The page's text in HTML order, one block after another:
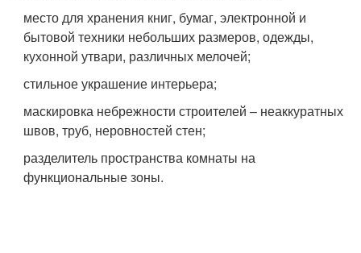
место для хранения книг, бумаг, электронной и
бытовой техники небольших размеров, одежды,
кухонной утвари, различных мелочей;
стильное украшение интерьера;
маскировка небрежности строителей – неаккуратных
швов, труб, неровностей стен;
разделитель пространства комнаты на
функциональные зоны.